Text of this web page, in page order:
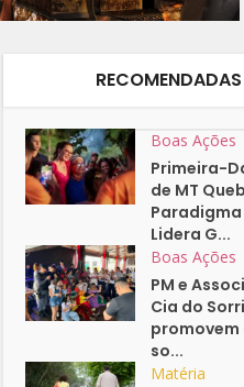
RECOMENDADAS
Boas Ações
Primeira-
de MT
Paradigma
Lidera G...
Boas Ações
PM e
Cia do
promovem
so...
Matéria